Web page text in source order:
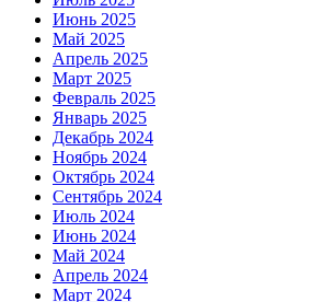
Июнь 2025
Май 2025
Апрель 2025
Март 2025
Февраль 2025
Январь 2025
Декабрь 2024
Ноябрь 2024
Октябрь 2024
Сентябрь 2024
Июль 2024
Июнь 2024
Май 2024
Апрель 2024
Март 2024